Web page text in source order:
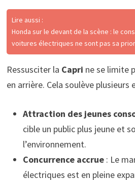
Lire aussi :
Honda sur le devant de la scène : le
voitures électriques ne sont pas sa
Ressusciter la Capri ne se limite
en arrière. Cela soulève plusieurs
Attraction des jeunes
cible un public plus jeune et
l’environnement.
Concurrence accrue: Le
électriques est en pleine